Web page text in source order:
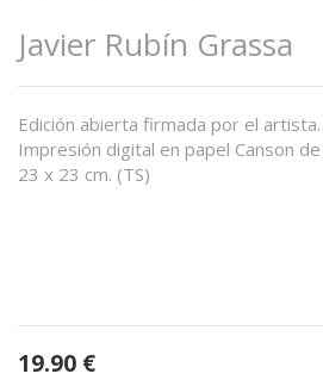
Javier Rubín Grassa
Edición abierta firmada por el artista.
Impresión digital en papel Canson
23 x 23 cm. (TS)
19.90 €